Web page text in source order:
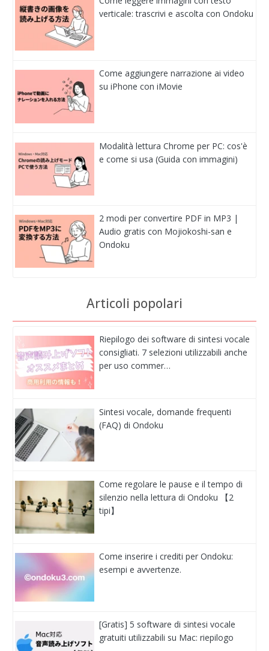
verticale: trascrivi e ascolta con Ondoku
Come aggiungere narrazione ai video
su iPhone con iMovie
Modalità lettura Chrome per PC: cos'è
e come si usa (Guida con immagini)
2 modi per convertire PDF in MP3 |
Audio gratis con Mojiokoshi-san e
Ondoku
Articoli popolari
Riepilogo dei software di sintesi vocale
consigliati. 7 selezioni utilizzabili anche
per uso commer…
Sintesi vocale, domande frequenti
(FAQ) di Ondoku
Come regolare le pause e il tempo di
silenzio nella lettura di Ondoku 【2
tipi】
Come inserire i crediti per Ondoku:
esempi e avvertenze.
[Gratis] 5 software di sintesi vocale
gratuiti utilizzabili su Mac: riepilogo